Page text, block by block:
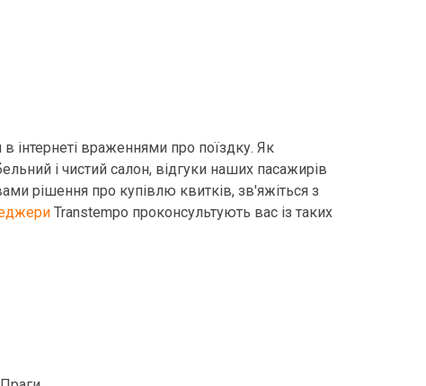
інтернеті враженнями про поїздку. Як
і чистий салон, відгуки наших пасажирів
рішення про купівлю квитків, зв'яжіться з
Transtempo проконсультують вас із таких